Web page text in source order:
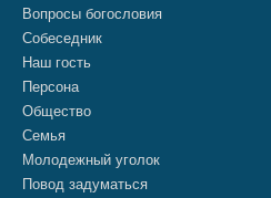
Вопросы богословия
Собеседник
Наш гость
Персона
Общество
Семья
Молодежный уголок
Повод задуматься